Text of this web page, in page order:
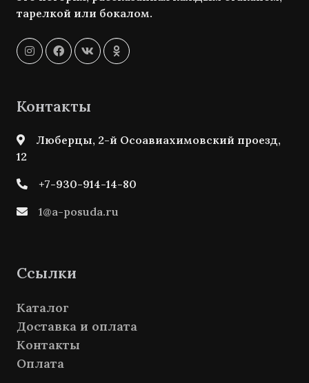
тарелкой или бокалом.
Контакты
Люберцы, 2-й Осоавиахимовский проезд,
12
+7-930-914-14-80
1@a-posuda.ru
Ссылки
Каталог
Доставка и оплата
Контакты
Оплата